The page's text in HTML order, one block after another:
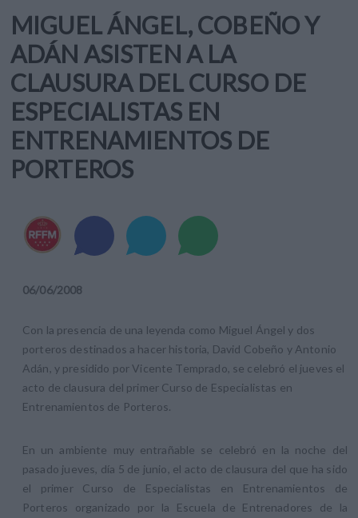
MIGUEL ÁNGEL, COBEÑO Y
ADÁN ASISTEN A LA
CLAUSURA DEL CURSO DE
ESPECIALISTAS EN
ENTRENAMIENTOS DE
PORTEROS
06/06/2008
Con la presencia de una leyenda como Miguel Ángel y dos
porteros destinados a hacer historia, David Cobeño y Antonio
Adán, y presidido por Vicente Temprado, se celebró el jueves el
acto de clausura del primer Curso de Especialistas en
Entrenamientos de Porteros.
En un ambiente muy entrañable se celebró en la noche del
pasado jueves, día 5 de junio, el acto de clausura del que ha sido
el primer Curso de Especialistas en Entrenamientos de
Porteros organizado por la Escuela de Entrenadores de la